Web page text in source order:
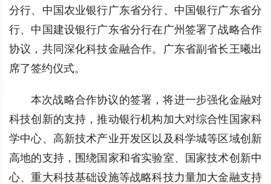
分行、中国农业银行广东省分行、中国银行广东省分
行、中国建设银行广东省分行在广州签署了战略合作
协议，共同深化科技金融合作。广东省副省长王曦出
席了签约仪式。
本次战略合作协议的签署，将进一步强化金融对
科技创新的支持，推动银行机构加大对综合性国家科
学中心、高新技术产业开发区以及科学城等区域创新
高地的支持，围绕国家和省实验室、国家技术创新中
心、重大科技基础设施等战略科技力量加大金融支持